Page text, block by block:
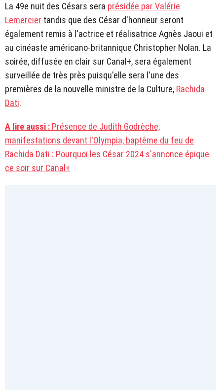
La 49e nuit des Césars sera présidée par Valérie
Lemercier tandis que des César d'honneur seront
également remis à l'actrice et réalisatrice Agnès Jaoui et
au cinéaste américano-britannique Christopher Nolan. La
soirée, diffusée en clair sur Canal+, sera également
surveillée de très près puisqu'elle sera l'une des
premières de la nouvelle ministre de la Culture, Rachida
Dati.
A lire aussi : Présence de Judith Godrèche,
manifestations devant l'Olympia, baptême du feu de
Rachida Dati : Pourquoi les César 2024 s'annonce épique
ce soir sur Canal+